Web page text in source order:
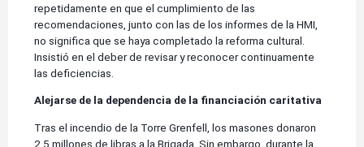
repetidamente en que el cumplimiento de las
recomendaciones, junto con las de los informes de la HMI,
no significa que se haya completado la reforma cultural.
Insistió en el deber de revisar y reconocer continuamente
las deficiencias.
Alejarse de la dependencia de la financiación caritativa
Tras el incendio de la Torre Grenfell, los masones donaron
2,5 millones de libras a la Brigada. Sin embargo, durante la